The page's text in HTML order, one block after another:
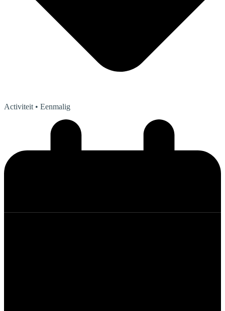
Activiteit • Eenmalig